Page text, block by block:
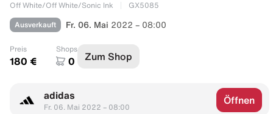
Off White/Off White/Sonic Ink GX5085
Ausverkauft Fr. 06. Mai 2022 – 08:00
Preis
180 €
Shops
0 Zum Shop
adidas
Fr. 06. Mai 2022 – 08:00
Öffnen